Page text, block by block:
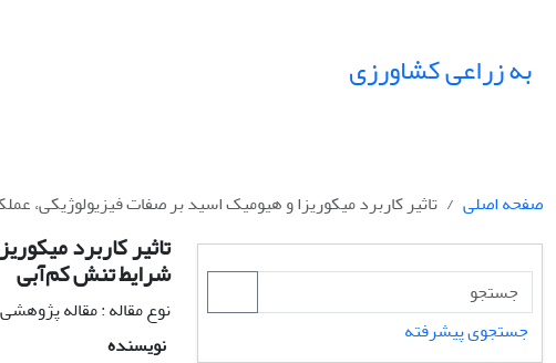
به زراعی کشاورزی
صفحه اصلی تاثیر کاربرد میکوریزا و هیومیک اسید بر صفات فیزیولوژیکی،
تاثیر کاربرد
شرایط تنش کم‌آبی
نوع مقاله : مقاله پژوهشی
نویسنده
جستجوی پیشرفته